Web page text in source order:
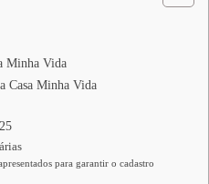
Minha Vida
Casa Minha Vida
para garantir o cadastro